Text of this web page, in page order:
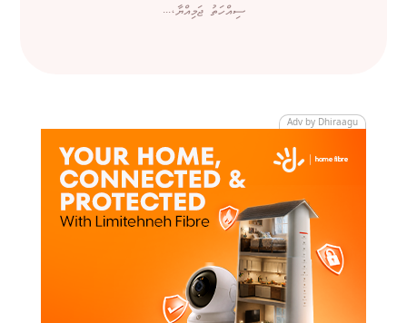
ސިއްހަތު ޖަމިއްޔާ،...
Adv by Dhiraagu